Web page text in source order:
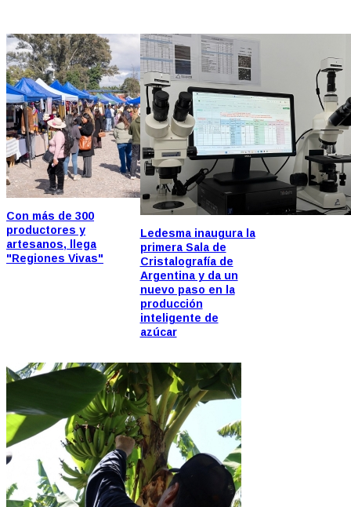
Con más de 300
productores y
artesanos, llega
"Regiones Vivas"
Ledesma inaugura la
primera Sala de
Cristalografía de
Argentina y da un
nuevo paso en la
producción
inteligente de
azúcar